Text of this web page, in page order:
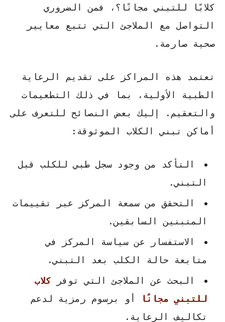
كلابًا للتبني مجانًا؟ ، فمن الضروري
التواصل مع الملاجئ التي تتبع معايير
صحية صارمة.
تعتمد هذه المراكز على تقديم الرعاية
الطبية الأولية، بما في ذلك التطعيمات
والتعقيم. إليك بعض النصائح للتعرف على
أماكن تبني الكلاب الموثوقة:
التأكد من وجود سجل طبي للكلب قبل
التبني.
التحقق من سمعة المركز عبر تقييمات
المتبنين السابقين.
الاستفسار عن سياسة المركز في
متابعة حالة الكلب بعد التبني.
البحث عن الملاجئ التي توفر كلاب
للتبني مجانًا
أو برسوم رمزية لدعم
تكاليف الرعاية.